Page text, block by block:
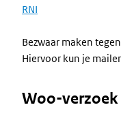
RNI
Bezwaar maken
Hiervoor kun je
Woo-verzoek